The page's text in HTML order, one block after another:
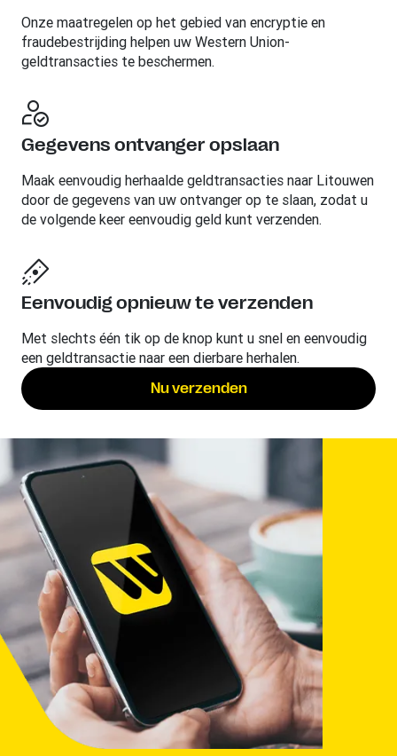
Onze maatregelen op het gebied van encryptie en
fraudebestrijding helpen uw Western Union-
geldtransacties te beschermen.
Gegevens ontvanger opslaan
Maak eenvoudig herhaalde geldtransacties naar Litouwen
door de gegevens van uw ontvanger op te slaan, zodat u
de volgende keer eenvoudig geld kunt verzenden.
Eenvoudig opnieuw te verzenden
Met slechts één tik op de knop kunt u snel en eenvoudig
een geldtransactie naar een dierbare herhalen.
Nu verzenden